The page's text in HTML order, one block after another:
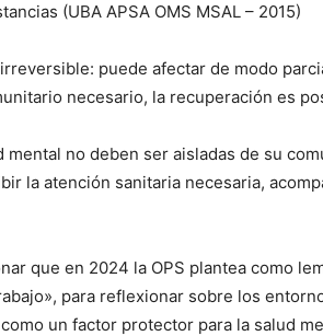
(UBA APSA OMS MSAL – 2015)
puede afectar de modo
necesario, la recuperación es
no deben ser aisladas de su
la atención sanitaria necesaria,
que en 2024 la OPS plantea como
para reflexionar sobre los
un factor protector para la salud